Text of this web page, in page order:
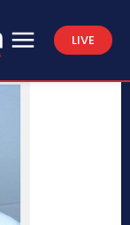
LIVE